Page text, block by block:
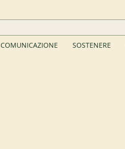
COMUNICAZIONE SOSTENERE